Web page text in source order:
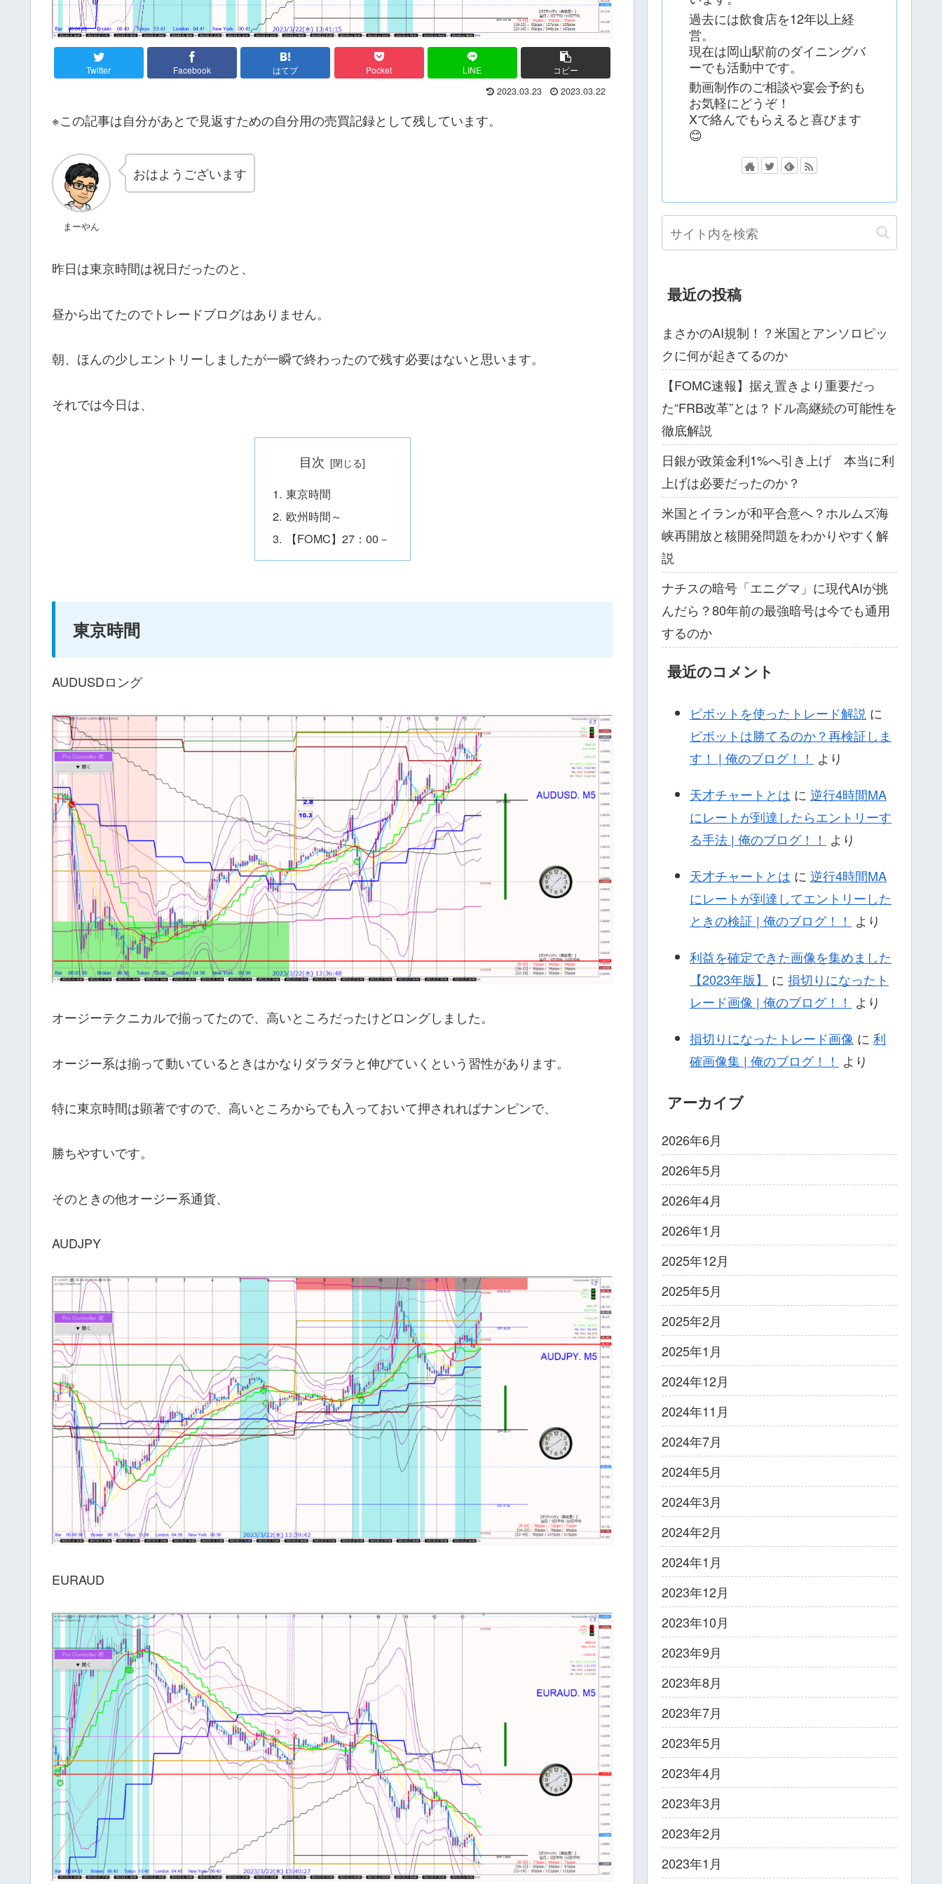
Twitter Facebook はてブ Pocket LINE コピー
2023.03.23 2023.03.22
※この記事は自分があとで見返すための自分用の売買記録として残しています。
まーやん
おはようございます
昨日は東京時間は祝日だったのと、
昼から出てたのでトレードブログはありません。
朝、ほんの少しエントリーしましたが一瞬で終わったので残す必要はないと思います。
それでは今日は、
目次
東京時間
欧州時間～
【FOMC】27：00－
東京時間
AUDUSDロング
オージーテクニカルで揃ってたので、高いところだったけどロングしました。
オージー系は揃って動いているときはかなりダラダラと伸びていくという習性があります。
特に東京時間は顕著ですので、高いところからでも入っておいて押されればナンピンで、
勝ちやすいです。
そのときの他オージー系通貨、
AUDJPY
EURAUD
過去には飲食店を12年以上経
営。
現在は岡山駅前のダイニングバ
ーでも活動中です。
動画制作のご相談や宴会予約も
お気軽にどうぞ！
Xで絡んでもらえると喜びます
😊
最近の投稿
まさかのAI規制！？米国とアンソロピッ
クに何が起きてるのか
【FOMC速報】据え置きより重要だっ
た“FRB改革”とは？ドル高継続の可能性を
徹底解説
日銀が政策金利1%へ引き上げ 本当に利
上げは必要だったのか？
米国とイランが和平合意へ？ホルムズ海
峡再開放と核開発問題をわかりやすく解
説
ナチスの暗号「エニグマ」に現代AIが挑
んだら？80年前の最強暗号は今でも通用
するのか
最近のコメント
ピボットを使ったトレード解説 に
ピボットは勝てるのか？再検証しま
す！ | 俺のブログ！！ より
天才チャートとは に 逆行4時間MA
にレートが到達したらエントリーす
る手法 | 俺のブログ！！ より
天才チャートとは に 逆行4時間MA
にレートが到達してエントリーした
ときの検証 | 俺のブログ！！ より
利益を確定できた画像を集めました
【2023年版】
に 損切りになったト
レード画像 | 俺のブログ！！ より
損切りになったトレード画像 に 利
確画像集 | 俺のブログ！！ より
アーカイブ
2026年6月
2026年5月
2026年4月
2026年1月
2025年12月
2025年5月
2025年2月
2025年1月
2024年12月
2024年11月
2024年7月
2024年5月
2024年3月
2024年2月
2024年1月
2023年12月
2023年10月
2023年9月
2023年8月
2023年7月
2023年5月
2023年4月
2023年3月
2023年2月
2023年1月